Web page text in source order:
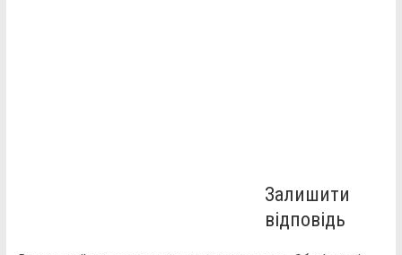
Залишити
відповідь